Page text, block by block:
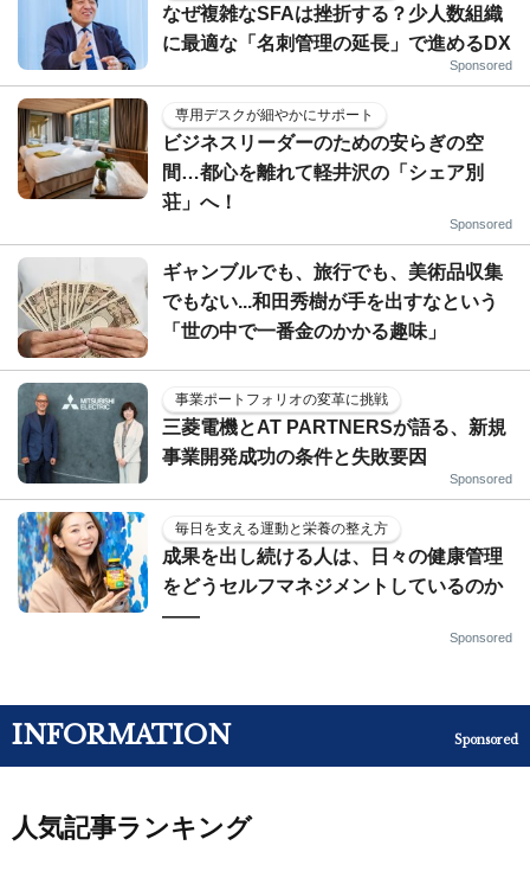
なぜ複雑なSFAは挫折する？少人数組織
に最適な「名刺管理の延長」で進めるDX
Sponsored
専用デスクが細やかにサポート
ビジネスリーダーのための安らぎの空
間…都心を離れて軽井沢の「シェア別
荘」へ！
Sponsored
ギャンブルでも、旅行でも、美術品収集
でもない...和田秀樹が手を出すなという
「世の中で一番金のかかる趣味」
事業ポートフォリオの変革に挑戦
三菱電機とAT PARTNERSが語る、新規
事業開発成功の条件と失敗要因
Sponsored
毎日を支える運動と栄養の整え方
成果を出し続ける人は、日々の健康管理
をどうセルフマネジメントしているのか
——
Sponsored
INFORMATION Sponsored
人気記事ランキング